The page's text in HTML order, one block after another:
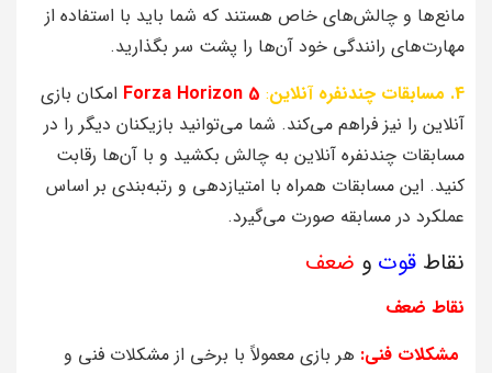
مانع‌ها و چالش‌های خاص هستند که شما باید با استفاده از
مهارت‌های رانندگی خود آن‌ها را پشت سر بگذارید.
4. مسابقات چندنفره آنلاین
:
Forza Horizon 5 امکان بازی
آنلاین را نیز فراهم می‌کند. شما می‌توانید بازیکنان دیگر را در
مسابقات چندنفره آنلاین به چالش بکشید و با آن‌ها رقابت
کنید. این مسابقات همراه با امتیازدهی و رتبه‌بندی بر اساس
عملکرد در مسابقه صورت می‌گیرد.
نقاط قوت و ضعف
نقاط ضعف
مشکلات فنی: هر بازی معمولاً با برخی از مشکلات فنی و